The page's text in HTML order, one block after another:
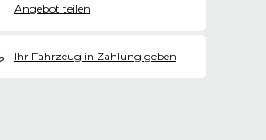
Angebot teilen
Ihr Fahrzeug in Zahlung geben